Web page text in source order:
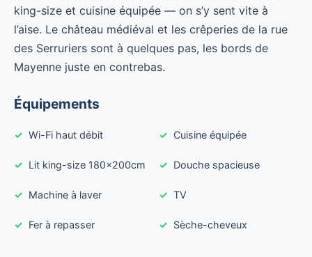
king-size et cuisine équipée — on s’y sent vite à
l’aise. Le château médiéval et les crêperies de la rue
des Serruriers sont à quelques pas, les bords de
Mayenne juste en contrebas.
Équipements
Wi-Fi haut débit Cuisine équipée
Lit king-size 180x200cm Douche spacieuse
Machine à laver TV
Fer à repasser Sèche-cheveux